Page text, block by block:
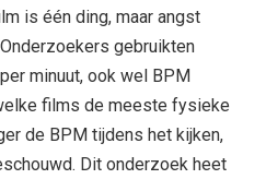
is één ding, maar angst
gebruikten
minuut, ook wel BPM
films de meeste fysieke
de BPM tijdens het kijken,
Dit onderzoek heet